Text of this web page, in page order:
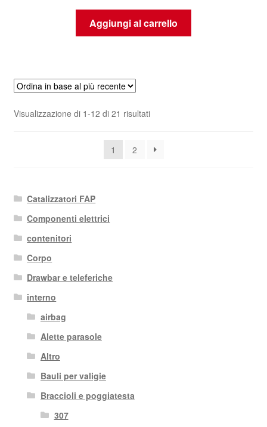
Aggiungi al carrello
Visualizzazione di 1-12 di 21 risultatiOrdina
al
1 2
Catalizzatori FAP
Componenti elettrici
contenitori
Corpo
Drawbar e teleferiche
interno
airbag
Alette parasole
Altro
Bauli per valigie
Braccioli e poggiatesta
307